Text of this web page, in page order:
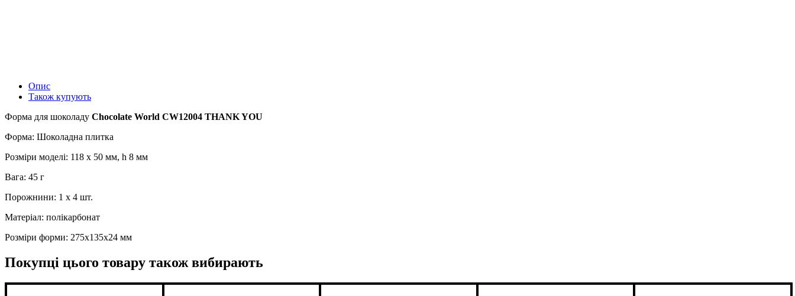
Опис
Також купують
Форма для шоколаду Chocolate World CW12004 THANK YOU
Форма: Шоколадна плитка
Розміри моделі: 118 x 50 мм, h 8 мм
Вага: 45 г
Порожнини: 1 x 4 шт.
Матеріал: полікарбонат
Розміри форми: 275x135x24 мм
Покупці цього товару також вибирають